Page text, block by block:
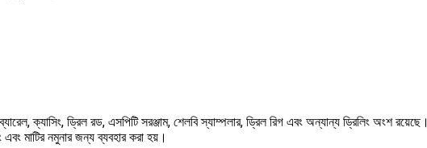
ক্যাসিং, ড্রিল রড, এসপিটি সরঞ্জাম, শেলবি স্যাম্পলার, ড্রিল রিগ এবং অন্যান্য ড্রিলিং অংশ রয়েছে।
মাটির নমুনার জন্য ব্যবহার করা হয়।